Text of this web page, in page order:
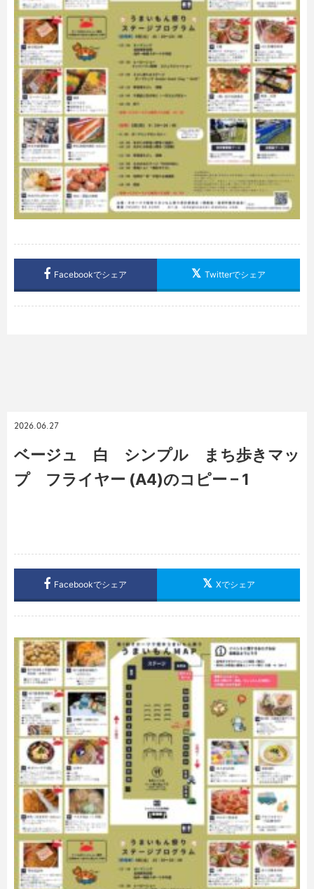
Facebookでシェア Twitterでシェア
2026.06.27
ベージュ 白 シンプル まち歩きマッ
プ フライヤー (A4)のコピー – 1
Facebookでシェア Xでシェア